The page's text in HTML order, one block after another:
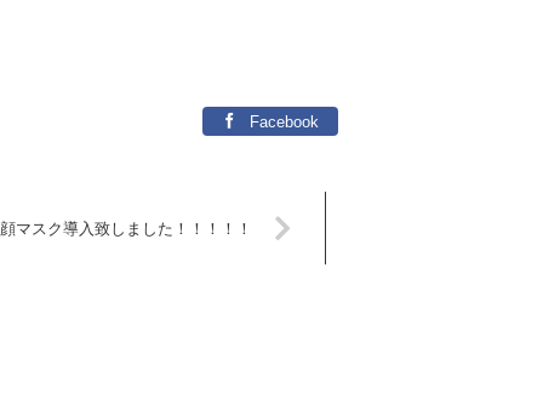
Facebook
マスク導入致しました！！！！！